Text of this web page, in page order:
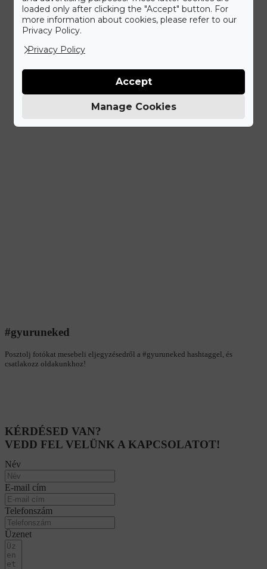
#gyuruneked
Posztolj fotókat mesebeli eljegyzésedről a #gyuruneked hashtaggel, és
csatlakozz oldakunkhoz!
KÉRDÉSED VAN?
VEDD FEL VELÜNK A KAPCSOLATOT!
Név
E-mail cím
Telefonszám
Üzenet
loaded only after clicking the "Accept" button. For
more information about cookies, please refer to our
Privacy Policy.
Privacy Policy
Manage Cookies
Accept